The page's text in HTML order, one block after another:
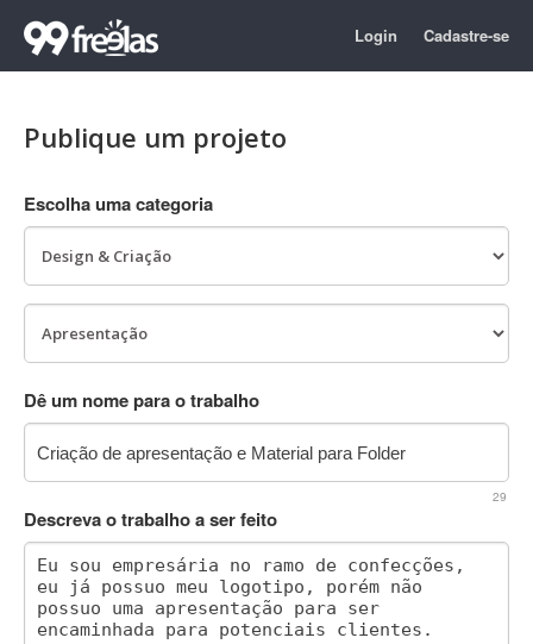
Login Cadastre-se
Publique um projeto
Escolha uma categoria
Dê um nome para o trabalho
29
Descreva o trabalho a ser feito